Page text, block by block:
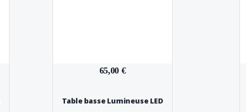
65,00 €
Table basse Lumineuse LED